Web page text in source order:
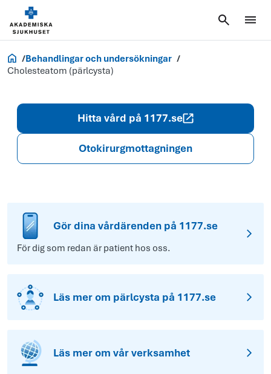
Akademiska.se
Behandlingar och undersökningar
Cholesteatom (pärlcysta)
Hitta vård på 1177.se
Otokirurgmottagningen
Gör dina vårdärenden på 1177.se
För dig som redan är patient hos oss.
Läs mer om pärlcysta på 1177.se
Läs mer om vår verksamhet